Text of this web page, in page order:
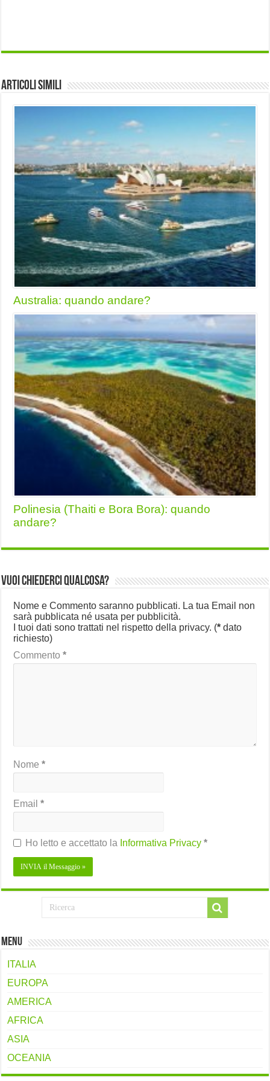
Articoli Simili
Australia: quando andare?
Polinesia (Thaiti e Bora Bora): quando
andare?
Vuoi chiederci qualcosa?
Nome e Commento saranno pubblicati. La tua Email non
sarà pubblicata né usata per pubblicità.
I tuoi dati sono trattati nel rispetto della privacy. (* dato
richiesto)
Commento*
Nome*
Email*
Ho letto e accettato la Informativa Privacy*
Menu
ITALIA
EUROPA
AMERICA
AFRICA
ASIA
OCEANIA